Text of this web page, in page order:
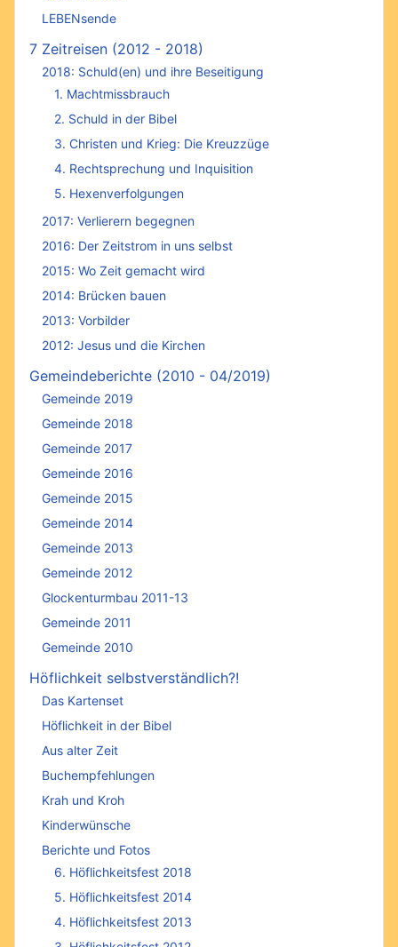
LEBENsende
7 Zeitreisen (2012 - 2018)
2018: Schuld(en) und ihre Beseitigung
1. Machtmissbrauch
2. Schuld in der Bibel
3. Christen und Krieg: Die Kreuzzüge
4. Rechtsprechung und Inquisition
5. Hexenverfolgungen
2017: Verlierern begegnen
2016: Der Zeitstrom in uns selbst
2015: Wo Zeit gemacht wird
2014: Brücken bauen
2013: Vorbilder
2012: Jesus und die Kirchen
Gemeindeberichte (2010 - 04/2019)
Gemeinde 2019
Gemeinde 2018
Gemeinde 2017
Gemeinde 2016
Gemeinde 2015
Gemeinde 2014
Gemeinde 2013
Gemeinde 2012
Glockenturmbau 2011-13
Gemeinde 2011
Gemeinde 2010
Höflichkeit selbstverständlich?!
Das Kartenset
Höflichkeit in der Bibel
Aus alter Zeit
Buchempfehlungen
Krah und Kroh
Kinderwünsche
Berichte und Fotos
6. Höflichkeitsfest 2018
5. Höflichkeitsfest 2014
4. Höflichkeitsfest 2013